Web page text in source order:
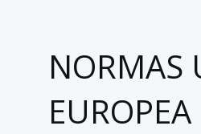
NORMAS
EUROPEA